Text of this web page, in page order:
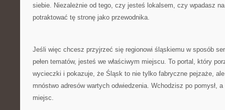
siebie. Niezależnie od tego, czy jesteś lokalsem, czy wpadasz
potraktować tę stronę jako przewodnika.
Jeśli więc chcesz przyjrzeć się regionowi śląskiemu w sposób
pełen tematów, jesteś we właściwym miejscu. To portal, który
wycieczki i pokazuje, że Śląsk to nie tylko fabryczne pejzaże,
mnóstwo adresów wartych odwiedzenia. Wchodzisz po pomysł,
miejsc.